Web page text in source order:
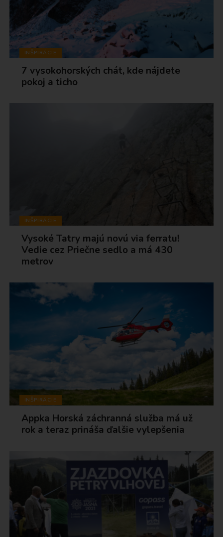
INŠPIRÁCIE
7 vysokohorských chát, kde nájdete
pokoj a ticho
INŠPIRÁCIE
Vysoké Tatry majú novú via ferratu!
Vedie cez Priečne sedlo a má 430
metrov
INŠPIRÁCIE
Appka Horská záchranná služba má už
rok a teraz prináša ďalšie vylepšenia